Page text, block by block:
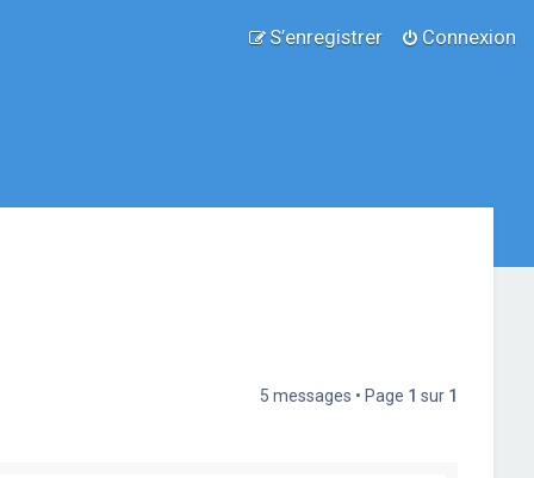
Connexion
S’enregistrer
5 messages • Page 1 sur 1